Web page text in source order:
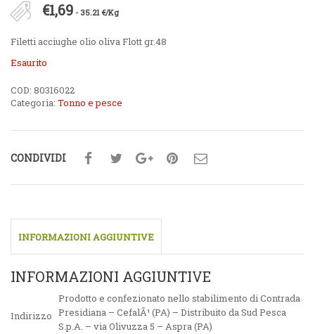
€1,69 - 35.21 €/Kg
Filetti acciughe olio oliva Flott gr.48
Esaurito
COD: 80316022
Categoria: Tonno e pesce
CONDIVIDI
INFORMAZIONI AGGIUNTIVE
INFORMAZIONI AGGIUNTIVE
Indirizzo
Prodotto e confezionato nello stabilimento di Contrada
Presidiana – CefalÃ¹ (PA) – Distribuito da Sud Pesca
S.p.A. – via Olivuzza 5 – Aspra (PA)